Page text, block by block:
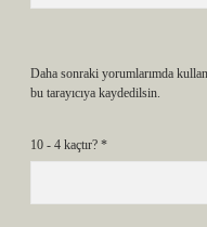
Daha sonraki yorumlarımda
bu tarayıcıya kaydedilsin.
10 - 4 kaçtır? *